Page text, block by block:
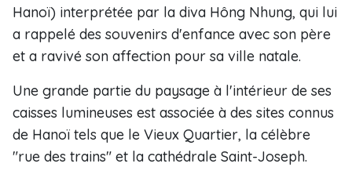
Hanoï) interprétée par la diva Hông Nhung, qui lui
a rappelé des souvenirs d'enfance avec son père
et a ravivé son affection pour sa ville natale.
Une grande partie du paysage à l'intérieur de ses
caisses lumineuses est associée à des sites connus
de Hanoï tels que le Vieux Quartier, la célèbre
"rue des trains" et la cathédrale Saint-Joseph.